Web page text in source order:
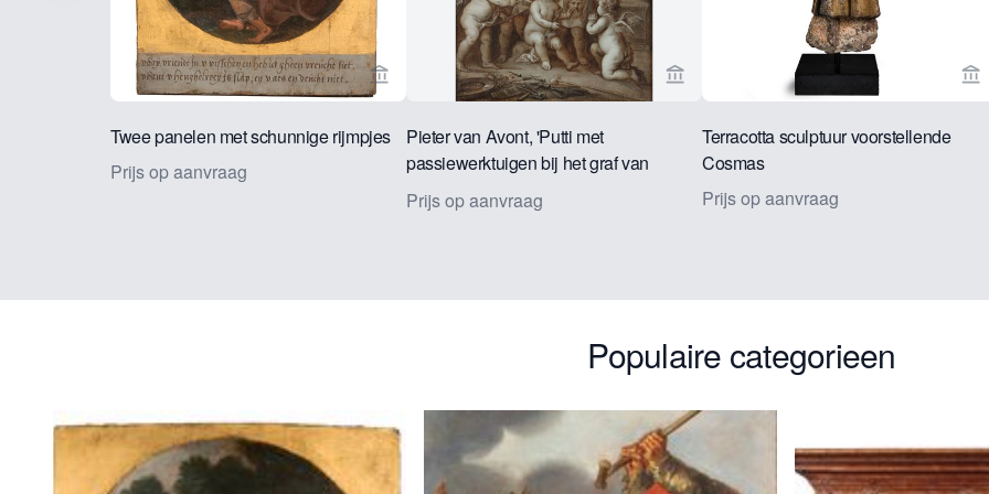
Bekijk verkoperspagina van Bruil & Brandsma Works of art
Twee panelen met schunnige rijmpjes
Prijs op aanvraag
Bekijk verkoperspagina van Bruil &
Pieter van Avont, 'Putti met
passiewerktuigen bij het graf van
Christus'
Prijs op aanvraag
Terracotta sculptuur voorstellende
Cosmas
Prijs op aanvraag
Populaire categorieen